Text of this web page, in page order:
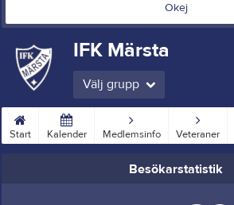
Okej
IFK Märsta
Välj grupp
Start Kalender Medlemsinfo Veteraner
Besökarstatistik